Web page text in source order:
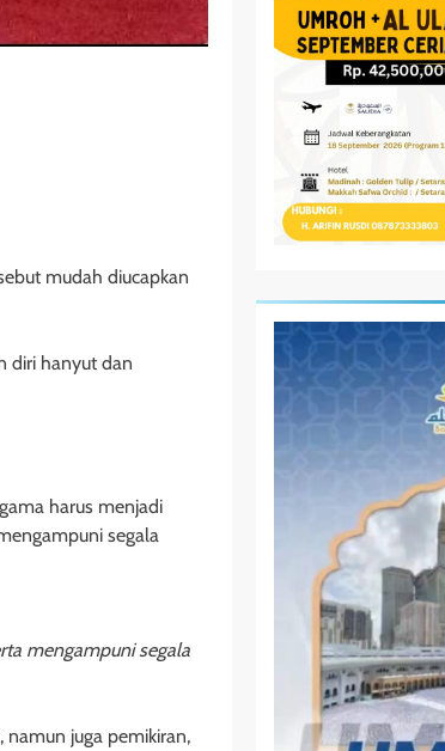
mudah diucapkan
diri hanyut dan
harus menjadi
segala
mengampuni segala
namun juga pemikiran,